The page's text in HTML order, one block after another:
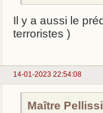
Il y a aussi le
terroristes )
14-01-2023 22:54:08
Maître